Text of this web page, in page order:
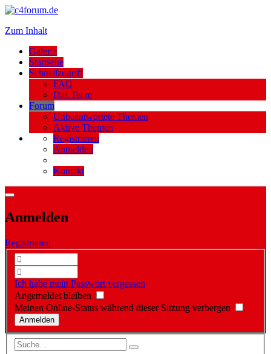
Zum Inhalt
Galerie
Startseite
Schnellzugriff
FAQ
Das Team
Forum
Unbeantwortete Themen
Aktive Themen
Registrieren
Anmelden
Kontakt
Anmelden
Registrieren
Ich habe mein Passwort vergessen
Angemeldet bleiben
Meinen Online-Status während dieser Sitzung verbergen